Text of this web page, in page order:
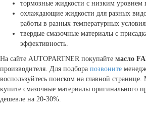
тормозные жидкости с низким уровнем
охлаждающие жидкости для разных
работы в разных температурных
твердые смазочные материалы с
эффективность.
На сайте AUTOPARTNER покупайте масло
производителя. Для подбора позвоните
воспользуйтесь поиском на главной
купите смазочные материалы оригинального
дешевле на 20-30%.